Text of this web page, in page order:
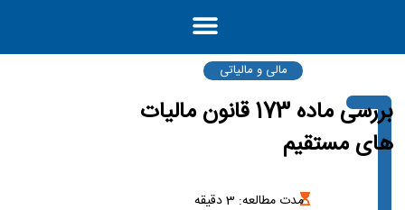
مالی و مالیاتی
بررسی ماده 173 قانون مالیات
های مستقیم
مدت مطالعه: 3دقیقه